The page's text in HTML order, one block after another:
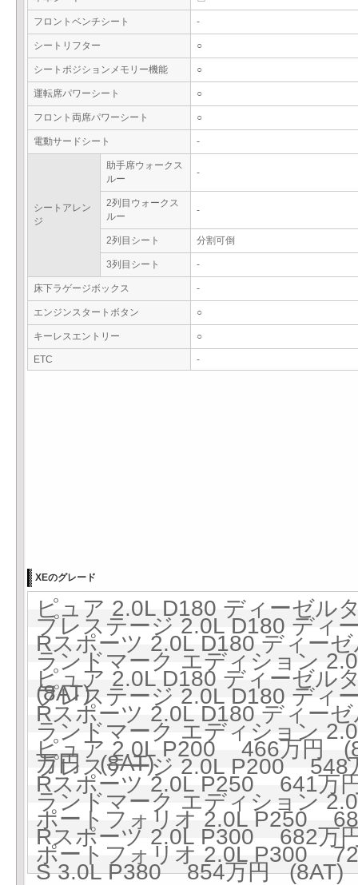
フロントベンチシート -
シートリフター ○
シートポジションメモリー機能 ○
運転席パワーシート ○
フロント両席パワーシート ○
電動サードシート -
シートアレン
ジ
助手席ウォークス
ルー
-
2列目ウォークス
ルー
-
2列目シート 分割可倒
3列目シート -
床下ラゲージボックス -
エンジンスタートボタン ○
キーレスエントリー ○
ETC -
XEのグレード
ピュア 2.0L D180 ディーゼ
プレステージ 2.0L D180 デ
Rスポーツ 2.0L D180 ディー
ランドマーク エディション
(8AT)
ピュア 2.0L D180 ディーゼ
プレステージ 2.0L D180 デ
Rスポーツ 2.0L D180 ディー
ランドマーク エディション
万円 (8AT)
ピュア 2.0L P200 466万円
プレステージ 2.0L P200 548
Rスポーツ 2.0L P250 641万
ランドマーク エディション
ポートフォリオ 2.0L P250
Rスポーツ 2.0L P300 682万
ポートフォリオ 2.0L P300
S 3.0L P380 854万円 (8AT)